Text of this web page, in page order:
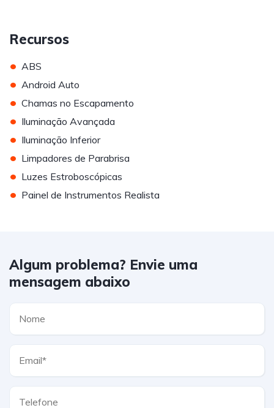
Recursos
• ABS
• Android Auto
• Chamas no Escapamento
• Iluminação Avançada
• Iluminação Inferior
• Limpadores de Parabrisa
• Luzes Estroboscópicas
• Painel de Instrumentos Realista
Algum problema? Envie uma
mensagem abaixo